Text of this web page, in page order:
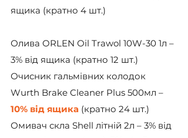
ящика (кратно 4 шт.)
Олива ORLEN Оil Trawol 10W-30 1л –
3% від ящика (кратно 12 шт.)
Очисник гальмівних колодок
Wurth Brake Cleaner Plus 500мл –
10% від ящика (кратно 24 шт.)
Омивач скла Shell літній 2л – 3% від